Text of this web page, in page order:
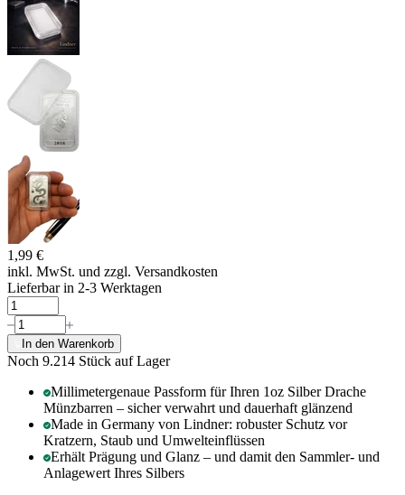
1,99 €
inkl. MwSt. und zzgl. Versandkosten
Lieferbar in 2-3 Werktagen
In den Warenkorb
Noch 9.214 Stück auf Lager
Millimetergenaue Passform für Ihren 1oz Silber Drache
Münzbarren – sicher verwahrt und dauerhaft glänzend
Made in Germany von Lindner: robuster Schutz vor
Kratzern, Staub und Umwelteinflüssen
Erhält Prägung und Glanz – und damit den Sammler- und
Anlagewert Ihres Silbers